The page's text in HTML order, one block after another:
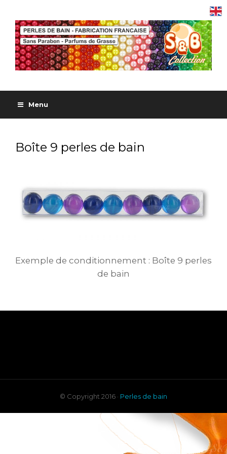
Menu
Boîte 9 perles de bain
Exemple de conditionnement : Boîte 9 perles
de bain
© Copyright 2016 · Perles de bain